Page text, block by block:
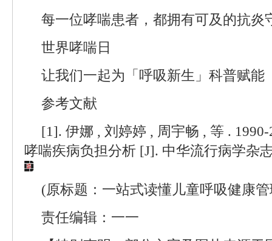
每一位哮喘患者，都拥有可及的抗炎
世界哮喘日
让我们一起为「呼吸新生」科普赋能
参考文献
[1]. 伊娜 , 刘婷婷 , 周宇畅 , 等 .
哮喘疾病负担分析 [J]. 中华流行病学杂
(原标题：一站式读懂儿童呼吸健康
责任编辑：一一